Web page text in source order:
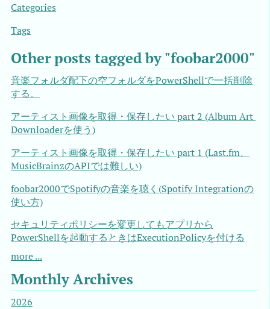
Categories
Tags
Other posts tagged by "foobar2000"
音楽フォルダ配下の空フォルダをPowerShellで一括削除
する。
アーティスト画像を取得・保存したい part 2 (Album Art
Downloaderを使う)
アーティスト画像を取得・保存したい part 1 (Last.fm、
MusicBrainzのAPIでは難しい)
foobar2000でSpotifyの音楽を聴く(Spotify Integrationの
使い方)
セキュリティポリシーを変更してもアプリから
PowerShellを起動するときはExecutionPolicyを付ける
more ...
Monthly Archives
2026